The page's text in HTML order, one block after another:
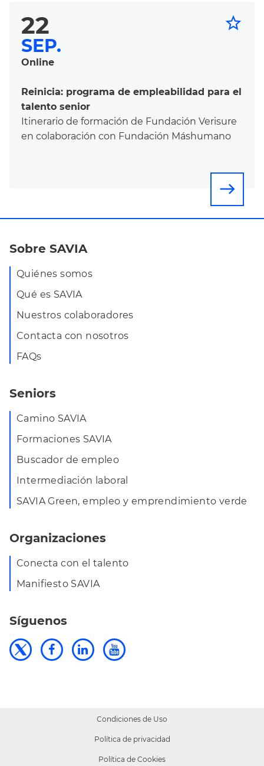
22
SEP.
Online
star_border
Reinicia: programa de empleabilidad para el
talento senior
Itinerario de formación de Fundación Verisure
en colaboración con Fundación Máshumano
east
Sobre SAVIA
Quiénes somos
Qué es SAVIA
Nuestros colaboradores
Contacta con nosotros
FAQs
Seniors
Camino SAVIA
Formaciones SAVIA
Buscador de empleo
Intermediación laboral
SAVIA Green, empleo y emprendimiento verde
Organizaciones
Conecta con el talento
Manifiesto SAVIA
Síguenos
Condiciones de Uso
Política de privacidad
Política de Cookies